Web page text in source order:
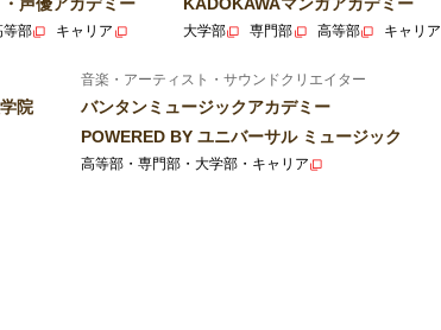
等部 キャリア 大学部 専門部 高等部 キャリア
院
音楽・アーティスト・サウンドクリエイター
バンタンミュージックアカデミー
POWERED BY ユニバーサル ミュージック
高等部・専門部・大学部・キャリア